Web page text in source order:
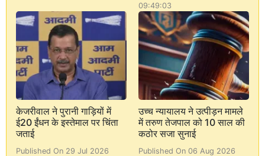
09:49:03
केजरीवाल ने पुरानी गाड़ियों में
ई20 ईंधन के इस्तेमाल पर चिंता
जताई
Published On 29 Jul 2026
उच्च न्यायालय ने उत्पीड़न मामले
में तरुण तेजपाल को 10 साल की
कठोर सजा सुनाई
Published On 06 Aug 2026